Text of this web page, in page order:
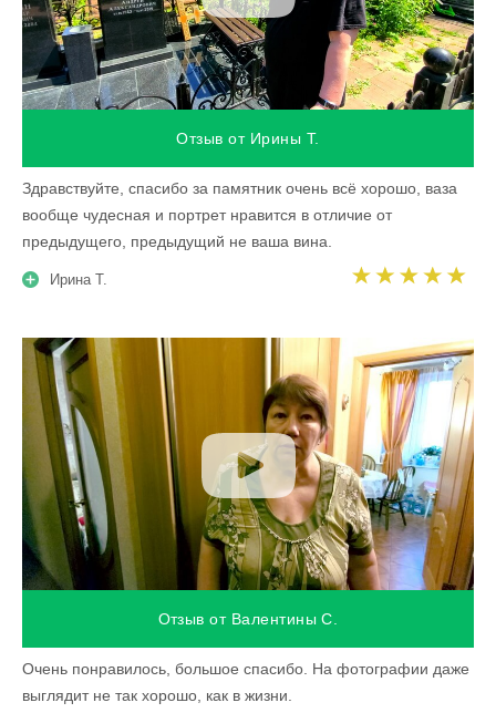
Отзыв от Ирины Т.
Здравствуйте, спасибо за памятник очень всё хорошо, ваза
вообще чудесная и портрет нравится в отличие от
предыдущего, предыдущий не ваша вина.
Ирина Т.
Отзыв от Валентины С.
Очень понравилось, большое спасибо. На фотографии даже
выглядит не так хорошо, как в жизни.